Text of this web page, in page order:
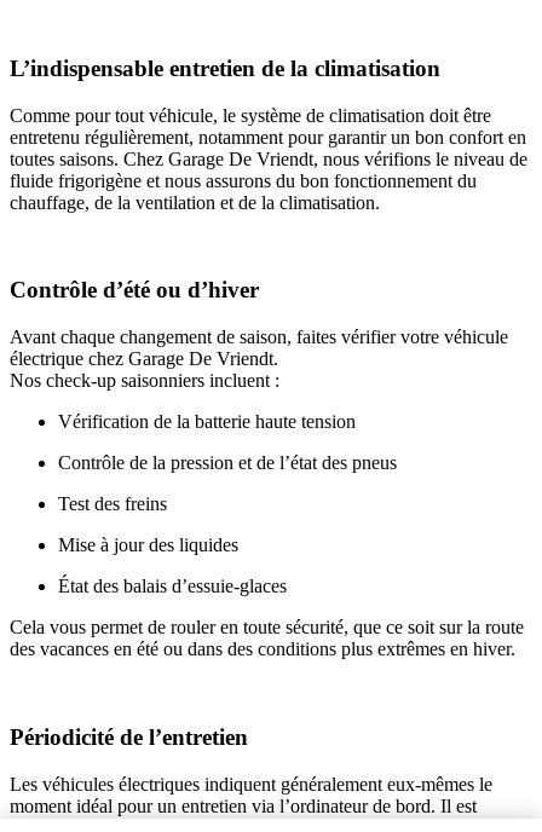
L’indispensable entretien de la climatisation
Comme pour tout véhicule, le système de climatisation doit être
entretenu régulièrement, notamment pour garantir un bon confort en
toutes saisons. Chez Garage De Vriendt, nous vérifions le niveau de
fluide frigorigène et nous assurons du bon fonctionnement du
chauffage, de la ventilation et de la climatisation.
Contrôle d’été ou d’hiver
Avant chaque changement de saison, faites vérifier votre véhicule
électrique chez Garage De Vriendt.
Nos check-up saisonniers incluent :
Vérification de la batterie haute tension
Contrôle de la pression et de l’état des pneus
Test des freins
Mise à jour des liquides
État des balais d’essuie-glaces
Cela vous permet de rouler en toute sécurité, que ce soit sur la route
des vacances en été ou dans des conditions plus extrêmes en hiver.
Périodicité de l’entretien
Les véhicules électriques indiquent généralement eux-mêmes le
moment idéal pour un entretien via l’ordinateur de bord. Il est